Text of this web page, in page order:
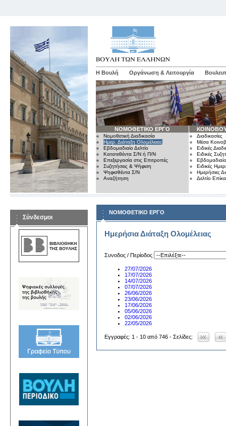
Η Βουλή Οργάνωση & Λειτουργία
ΝΟΜΟΘΕΤΙΚΟ ΕΡΓΟ
Νομοθετική Διαδικασία
Ημερ. Διάταξη Ολομέλειας
Εβδομαδιαίο Δελτίο
Κατατεθέντα Σ/Ν ή Π/Ν
Επεξεργασία στις Επιτροπές
Συζητήσεις & Ψήφιση
Ψηφισθέντα Σ/Ν
Αναζήτηση
Διαδικασίες
Μέσα
Ειδικές
Ειδικές
Εβδομαδιαίο
Ειδικές
Ημερήσιες
Δελτίο
Σύνδεσμοι
ΝΟΜΟΘΕΤΙΚΟ ΕΡΓΟ
Ημερήσια Διάταξη Ολομέλειας
Συνοδος / Περίοδος
27/07/2026
17/07/2026
14/07/2026
07/07/2026
26/06/2026
23/06/2026
17/06/2026
05/06/2026
02/06/2026
22/05/2026
Εγγραφές: 1 - 10 από 746 - Σελίδες: